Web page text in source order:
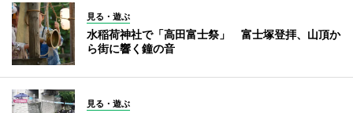
見る・遊ぶ
水稲荷神社で「高田富士祭」 富士塚登拝、山頂か
ら街に響く鐘の音
見る・遊ぶ